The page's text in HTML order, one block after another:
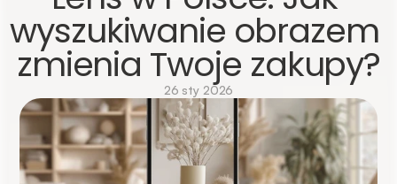
Usługi
wyszukiwanie obrazem
zmienia Twoje zakupy?
26 sty 2026